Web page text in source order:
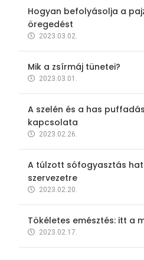
Hogyan befolyásolja a
öregedést
2023.03.02.
Mik a zsírmáj tünetei?
2023.03.01.
A szelén és a has puffadás
kapcsolata
2023.02.26.
A túlzott sófogyasztás
szervezetre
2023.02.20.
Tökéletes emésztés: itt a
2023.02.17.